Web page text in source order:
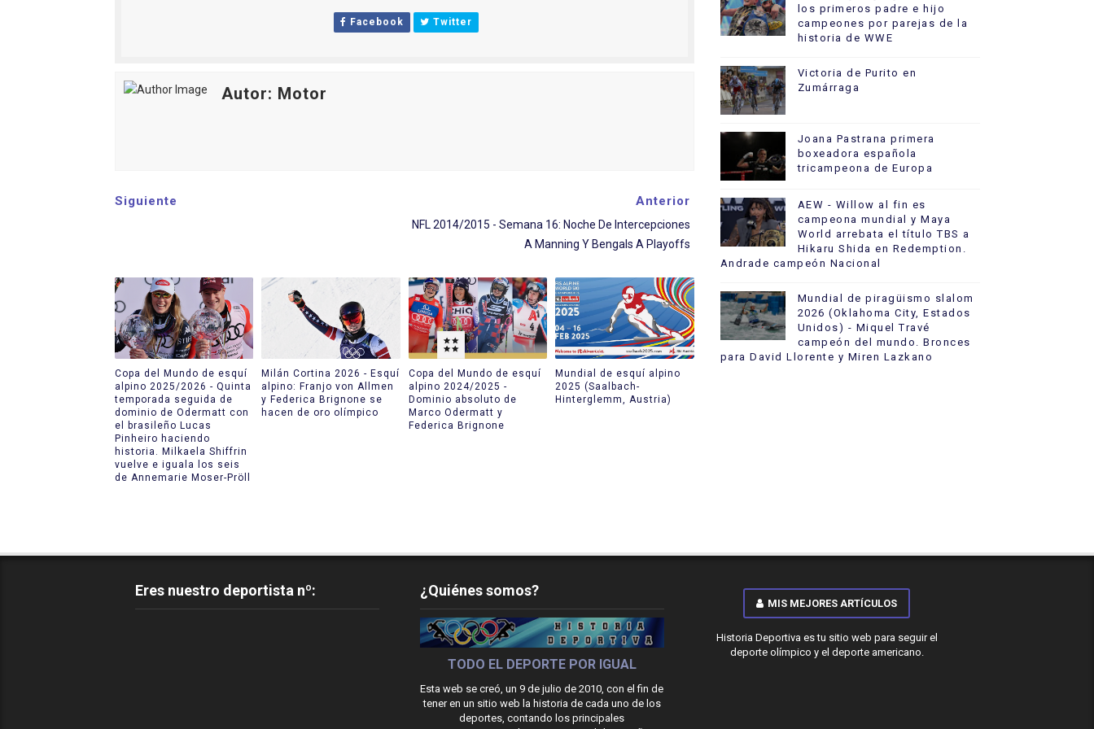
Facebook Twitter
Autor: Motor
Siguiente Anterior
NFL 2014/2015 - Semana 16: Noche De Intercepciones
A Manning Y Bengals A Playoffs
Copa del Mundo de esquí
alpino 2025/2026 - Quinta
temporada seguida de
dominio de Odermatt con
el brasileño Lucas
Pinheiro haciendo
historia. Milkaela Shiffrin
vuelve e iguala los seis
de Annemarie Moser-Pröll
Milán Cortina 2026 - Esquí
alpino: Franjo von Allmen
y Federica Brignone se
hacen de oro olímpico
Copa del Mundo de esquí
alpino 2024/2025 -
Dominio absoluto de
Marco Odermatt y
Federica Brignone
Mundial de esquí alpino
2025 (Saalbach-
Hinterglemm, Austria)
los primeros padre e hijo
campeones por parejas de la
historia de WWE
Victoria de Purito en
Zumárraga
Joana Pastrana primera
boxeadora española
tricampeona de Europa
AEW - Willow al fin es
campeona mundial y Maya
World arrebata el título TBS a
Hikaru Shida en Redemption.
Andrade campeón Nacional
Mundial de piragüismo slalom
2026 (Oklahoma City, Estados
Unidos) - Miquel Travé
campeón del mundo. Bronces
para David Llorente y Miren Lazkano
Eres nuestro deportista nº: ¿Quiénes somos?
TODO EL DEPORTE POR IGUAL
Esta web se creó, un 9 de julio de 2010, con el fin de
tener en un sitio web la historia de cada uno de los
deportes, contando los principales
MIS MEJORES ARTÍCULOS
Historia Deportiva es tu sitio web para seguir el
deporte olímpico y el deporte americano.